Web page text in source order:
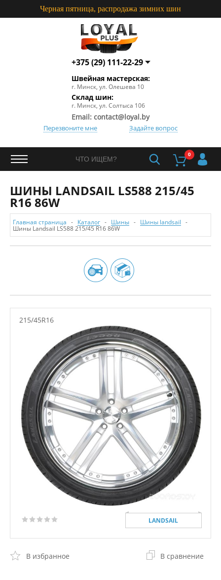
Черная пятница, распродажа зимних шин
+375 (29) 111-22-29
+375 (29) 111-22-29
+375 (29) 660-77-20
Пошив и перетяжка:
+375 (29) 663-09-83
Швейная мастерская:
г. Минск, ул. Олешева 10
Склад шин:
г. Минск, ул. Солтыса 106
Email: contact@loyal.by
Перезвоните мне Задайте вопрос
0
ШИНЫ LANDSAIL LS588 215/45
R16 86W
Главная страница Каталог Шины Шины landsail
Шины Landsail LS588 215/45 R16 86W
215/45R16
LANDSAIL
В избранное В сравнение